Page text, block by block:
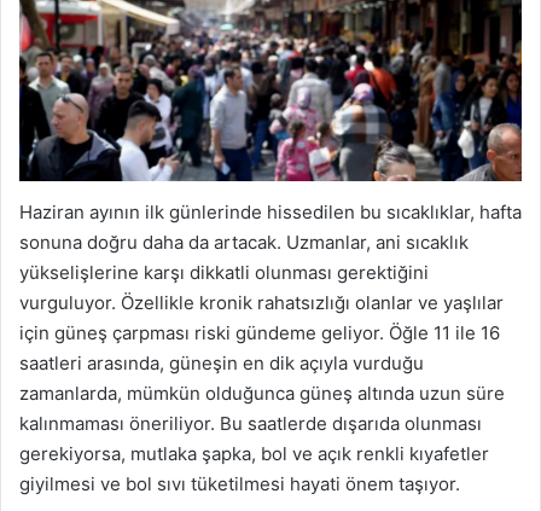
Haziran ayının ilk günlerinde hissedilen bu sıcaklıklar, hafta
sonuna doğru daha da artacak. Uzmanlar, ani sıcaklık
yükselişlerine karşı dikkatli olunması gerektiğini
vurguluyor. Özellikle kronik rahatsızlığı olanlar ve yaşlılar
için güneş çarpması riski gündeme geliyor. Öğle 11 ile 16
saatleri arasında, güneşin en dik açıyla vurduğu
zamanlarda, mümkün olduğunca güneş altında uzun süre
kalınmaması öneriliyor. Bu saatlerde dışarıda olunması
gerekiyorsa, mutlaka şapka, bol ve açık renkli kıyafetler
giyilmesi ve bol sıvı tüketilmesi hayati önem taşıyor.